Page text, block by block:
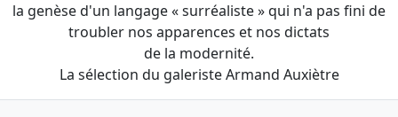
la genèse d'un langage « surréaliste » qui n'a pas fini de
troubler nos apparences et nos dictats
de la modernité.
La sélection du galeriste Armand Auxiètre